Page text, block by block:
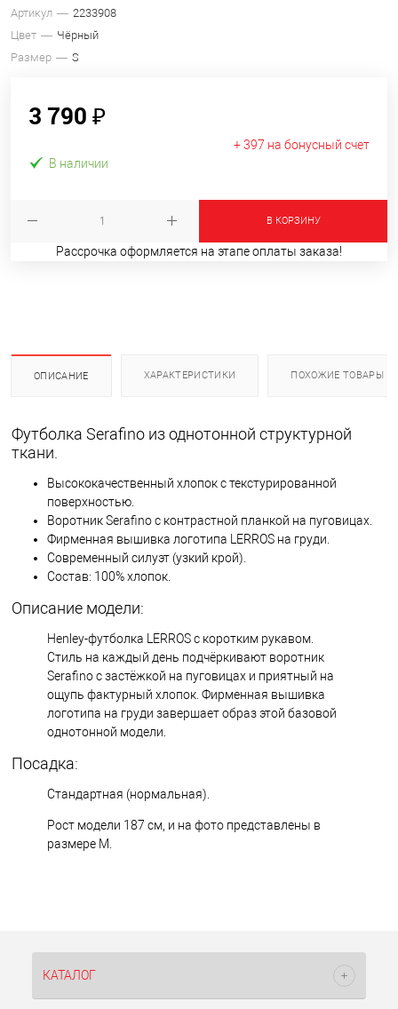
Артикул
2233908
Цвет
Чёрный
Размер
S
3 790 ₽
+ 397 на бонусный счет
В наличии
В КОРЗИНУ
Рассрочка оформляется на этапе оплаты заказа!
ОПИСАНИЕ ХАРАКТЕРИСТИКИ ПОХОЖИЕ ТОВАРЫ
Футболка Serafino из однотонной структурной
ткани.
Высококачественный хлопок с текстурированной
поверхностью.
Воротник Serafino с контрастной планкой на пуговицах.
Фирменная вышивка логотипа LERROS на груди.
Современный силуэт (узкий крой).
Состав: 100% хлопок.
Описание модели:
Henley-футболка LERROS с коротким рукавом.
Стиль на каждый день подчёркивают воротник
Serafino с застёжкой на пуговицах и приятный на
ощупь фактурный хлопок. Фирменная вышивка
логотипа на груди завершает образ этой базовой
однотонной модели.
Посадка:
Стандартная (нормальная).
Рост модели 187 см, и на фото представлены в
размере M.
КАТАЛОГ